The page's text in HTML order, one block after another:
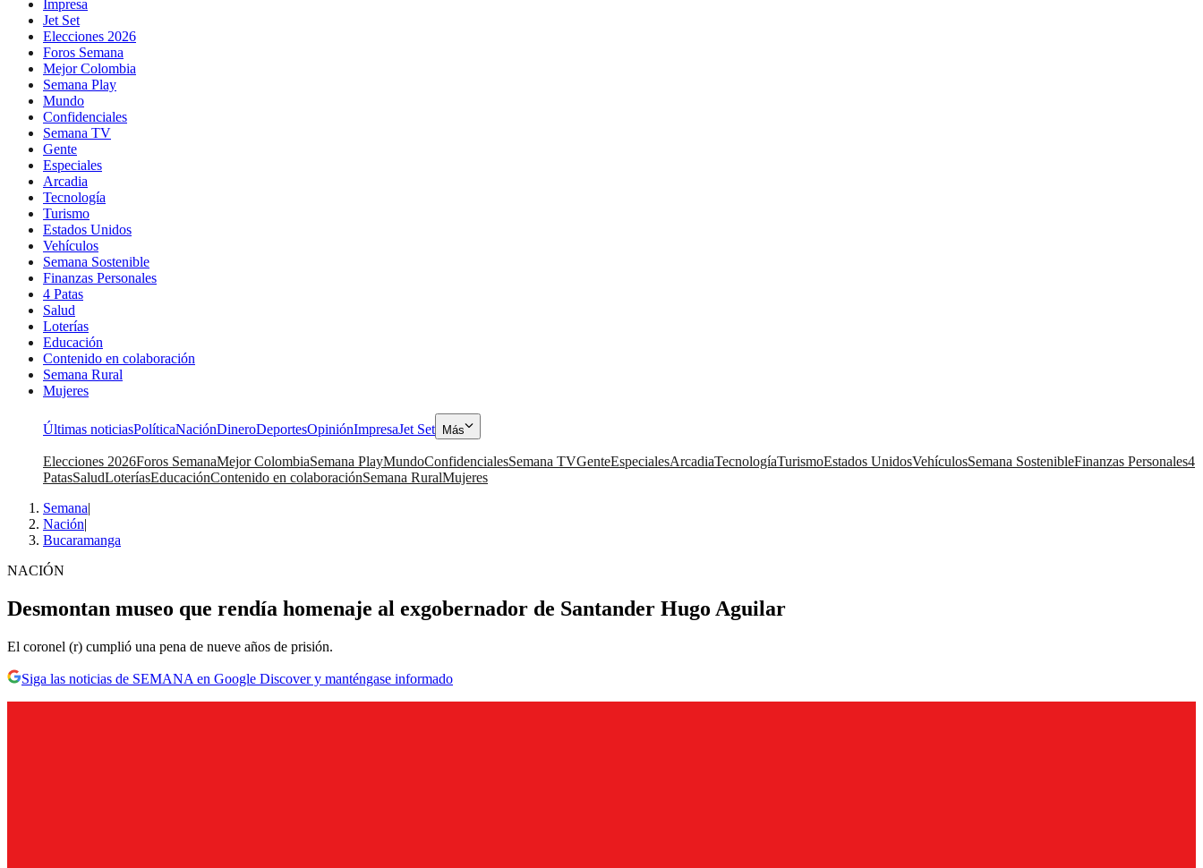
Impresa
Jet Set
Elecciones 2026
Foros Semana
Mejor Colombia
Semana Play
Mundo
Confidenciales
Semana TV
Gente
Especiales
Arcadia
Tecnología
Turismo
Estados Unidos
Vehículos
Semana Sostenible
Finanzas Personales
4 Patas
Salud
Loterías
Educación
Contenido en colaboración
Semana Rural
Mujeres
Últimas noticiasPolíticaNaciónDineroDeportesOpiniónImpresaJet Set Más
Elecciones 2026Foros SemanaMejor ColombiaSemana PlayMundoConfidencialesSemana TVGenteEspecialesArcadiaTecnologíaTurismoEstados UnidosVehículosSemana SostenibleFinanzas Personales4
PatasSaludLoteríasEducaciónContenido en colaboraciónSemana RuralMujeres
Semana|
Nación|
Bucaramanga
NACIÓN
Desmontan museo que rendía homenaje al exgobernador de Santander Hugo Aguilar
El coronel (r) cumplió una pena de nueve años de prisión.
Siga las noticias de SEMANA en Google Discover y manténgase informado